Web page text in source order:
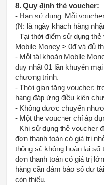
8. Quy định thẻ voucher:
- Hạn sử dụng: Mỗi
(N: là ngày khách hàng
- Tại thời điểm sử dụng
Mobile Money > 0đ và đủ
- Mỗi tài khoản Mobile
duy nhất 01 lần khuyến
chương trình.
- Thời gian tặng voucher:
hàng đáp ứng điều kiện
- Không được chuyển
- Một thẻ voucher chỉ áp
- Khi sử dụng thẻ voucher
đơn thanh toán có giá trị
thống sẽ không hoàn lại
đơn thanh toán có giá trị
hàng cần đảm bảo số dư
còn thiếu.